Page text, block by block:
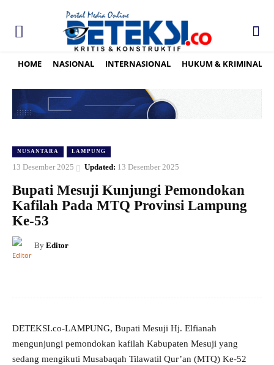
HOME NASIONAL INTERNASIONAL HUKUM & KRIMINAL
NUSANTARA LAMPUNG
13 Desember 2025 Updated: 13 Desember 2025
Bupati Mesuji Kunjungi Pemondokan
Kafilah Pada MTQ Provinsi Lampung
Ke-53
By Editor
DETEKSI.co-LAMPUNG, Bupati Mesuji Hj. Elfianah
mengunjungi pemondokan kafilah Kabupaten Mesuji yang
sedang mengikuti Musabaqah Tilawatil Qur’an (MTQ) Ke-52